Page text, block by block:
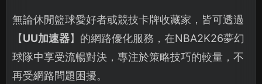
無論休閒籃球愛好者或競技卡牌收藏家，皆可透過
【UU加速器】的網路優化服務，在NBA2K26夢幻
球隊中享受流暢對決，專注於策略技巧的較量，不
再受網路問題困擾。